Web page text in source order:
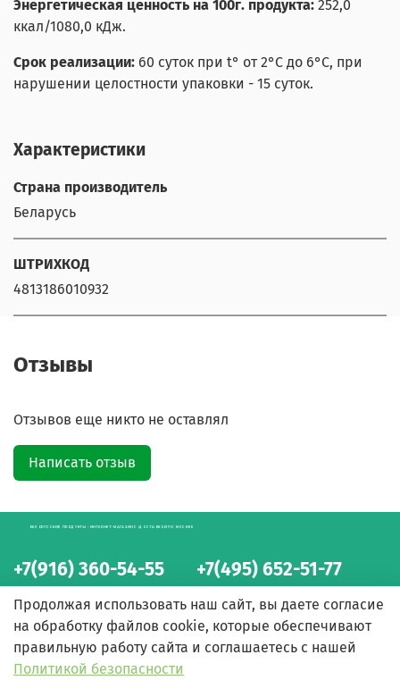
Энергетическая ценность на 100г. продукта: 252,0
ккал/1080,0 кДж.
Срок реализации: 60 суток при t° от 2°С до 6°С, при
нарушении целостности упаковки - 15 суток.
Характеристики
Страна производитель
Беларусь
ШТРИХКОД
4813186010932
Отзывы
Отзывов еще никто не оставлял
Написать отзыв
+7(916) 360-54-55 +7(495) 652-51-77
БЕЛОРУССКИЕ ПРОДУКТЫ - ИНТЕРНЕТ-МАГАЗИН С ДОСТАВКОЙ ПО МОСКВЕ
Продолжая использовать наш сайт, вы даете согласие
на обработку файлов cookie, которые обеспечивают
правильную работу сайта и соглашаетесь с нашей
Политикой безопасности